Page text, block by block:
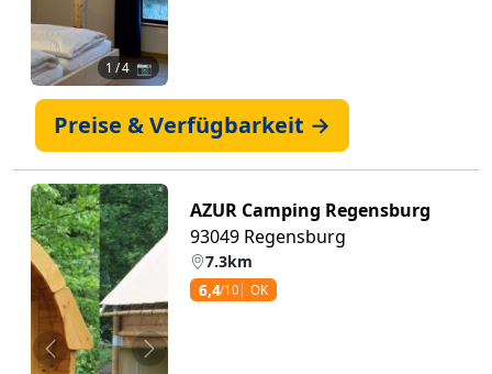
1 / 4 📷
Preise & Verfügbarkeit →
Zurück Weiter
AZUR Camping Regensburg
93049 Regensburg
7.3km
6,4/10 OK